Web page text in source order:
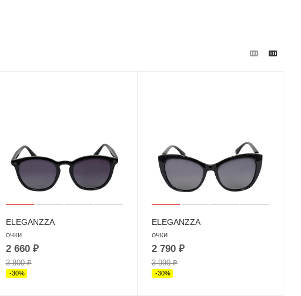
ELEGANZZA
очки
2 660₽
3 800₽
-30%
ELEGANZZA
очки
2 790₽
3 990₽
-30%